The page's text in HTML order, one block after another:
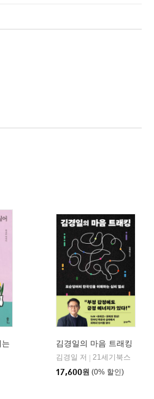
김경일의 마음 트래킹
김경일 저 | 21세기북스
17,600원 (0% 할인)